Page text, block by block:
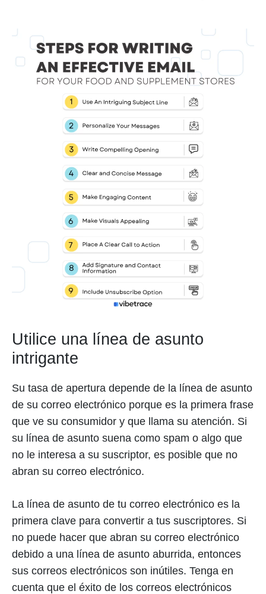
Utilice una línea de asunto
intrigante
Su tasa de apertura depende de la línea de asunto
de su correo electrónico porque es la primera frase
que ve su consumidor y que llama su atención. Si
su línea de asunto suena como spam o algo que
no le interesa a su suscriptor, es posible que no
abran su correo electrónico.
La línea de asunto de tu correo electrónico es la
primera clave para convertir a tus suscriptores. Si
no puede hacer que abran su correo electrónico
debido a una línea de asunto aburrida, entonces
sus correos electrónicos son inútiles. Tenga en
cuenta que el éxito de los correos electrónicos